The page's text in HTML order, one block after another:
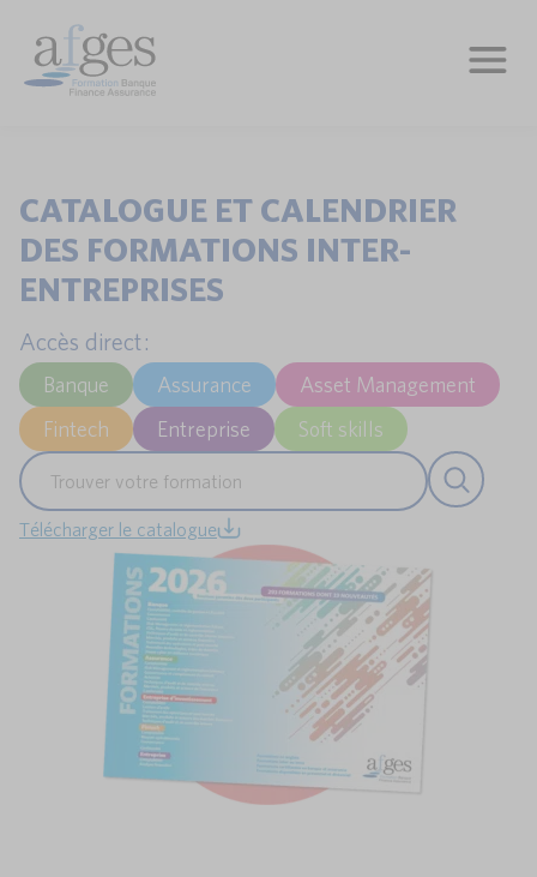
CATALOGUE ET CALENDRIER
DES FORMATIONS INTER-
ENTREPRISES
Accès direct :
Banque Assurance
Asset Management
Fintech
Entreprise Soft skills
Télécharger le catalogue